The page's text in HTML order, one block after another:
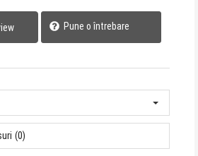
Pune o întrebare
(0)